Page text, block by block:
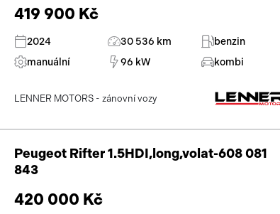
419 900 Kč
2024 30 536 km
benzin
manuální
96 kW kombi
LENNER MOTORS - zánovní vozy
Peugeot Rifter 1.5HDI,long,volat-608 081
843
420 000 Kč